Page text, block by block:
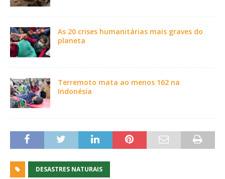
As 20 crises humanitárias mais graves do
planeta
Terremoto mata ao menos 162 na
Indonésia
DESASTRES NATURAIS